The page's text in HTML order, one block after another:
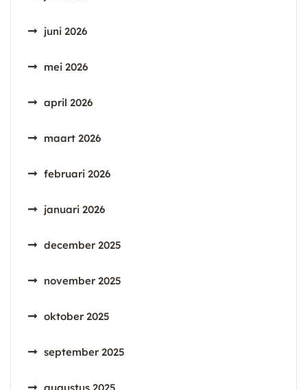
juni 2026
mei 2026
april 2026
maart 2026
februari 2026
januari 2026
december 2025
november 2025
oktober 2025
september 2025